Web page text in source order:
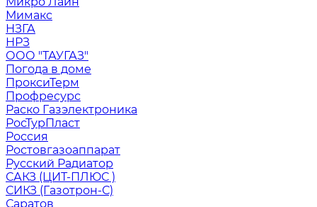
Мимакс
НЗГА
НРЗ
ООО "ТАУГАЗ"
Погода в доме
ПроксиТерм
Профресурс
Раско Газэлектроника
РосТурПласт
Россия
Ростовгазоаппарат
Русский Радиатор
САКЗ (ЦИТ-ПЛЮС )
СИКЗ (Газотрон-С)
Саратов